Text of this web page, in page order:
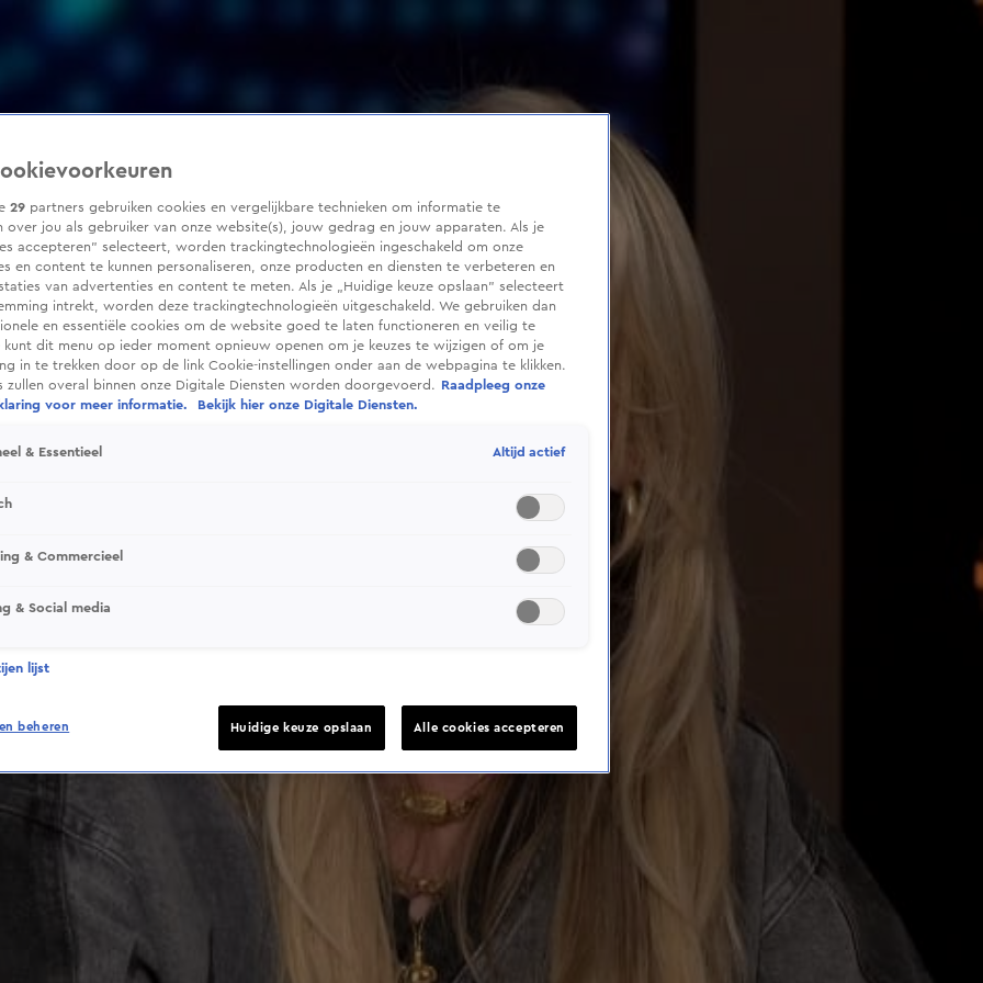
29 partners gebruiken cookies en vergelijkbare technieken om informatie te
over jou als gebruiker van onze website(s), jouw gedrag en jouw apparaten. Als je
accepteren” selecteert, worden trackingtechnologieën ingeschakeld om onze
en content te kunnen personaliseren, onze producten en diensten te verbeteren en
van advertenties en content te meten. Als je „Huidige keuze opslaan” selecteert
intrekt, worden deze trackingtechnologieën uitgeschakeld. We gebruiken dan
en essentiële cookies om de website goed te laten functioneren en veilig te
kunt dit menu op ieder moment opnieuw openen om je keuzes te wijzigen of om je
in te trekken door op de link Cookie-instellingen onder aan de webpagina te klikken.
zullen overal binnen onze Digitale Diensten worden doorgevoerd.
Raadpleeg onze
voor meer informatie.
Bekijk hier onze Digitale Diensten.
& Essentieel Altijd actief
& Commercieel
& Social media
lijst
beheren Huidige keuze opslaan Alle cookies accepteren